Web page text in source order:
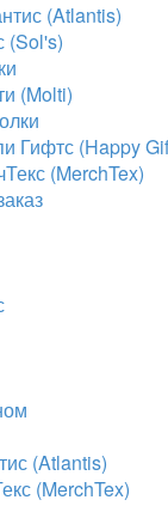
(Atlantis)
(Sol's)
(Molti)
Гифтс (Happy
(MerchTex)
(Atlantis)
(MerchTex)